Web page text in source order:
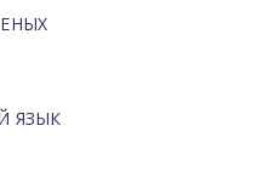
ЯЗЫК